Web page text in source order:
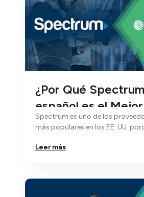
¿Por Qué
español es el Mejor
Proveedor de
Spectrum es uno de los
más populares en los EE. UU.
Leer más